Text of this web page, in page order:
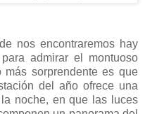
nos encontraremos hay
admirar el montuoso
sorprendente es que
del año ofrece una
noche, en que las luces